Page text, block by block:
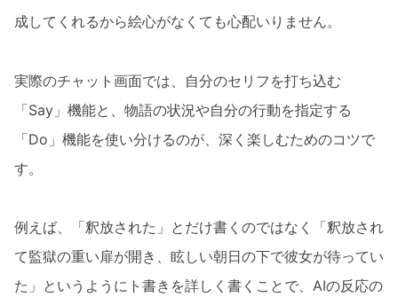
成してくれるから絵心がなくても心配いりません。
実際のチャット画面では、自分のセリフを打ち込む
「Say」機能と、物語の状況や自分の行動を指定する
「Do」機能を使い分けるのが、深く楽しむためのコツで
す。
例えば、「釈放された」とだけ書くのではなく「釈放され
て監獄の重い扉が開き、眩しい朝日の下で彼女が待ってい
た」というようにト書きを詳しく書くことで、AIの反応の